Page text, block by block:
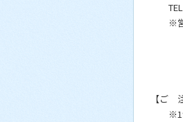
TEL
※営
（
（
（日
【ご
※190